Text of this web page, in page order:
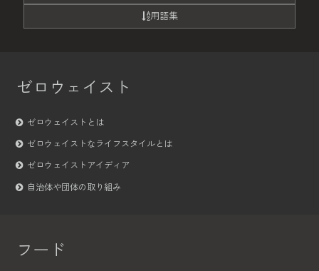
用語集
ゼロウェイスト
ゼロウェイストとは
ゼロウェイストなライフスタイルとは
ゼロウェイストアイディア
自治体や団体の取り組み
フード